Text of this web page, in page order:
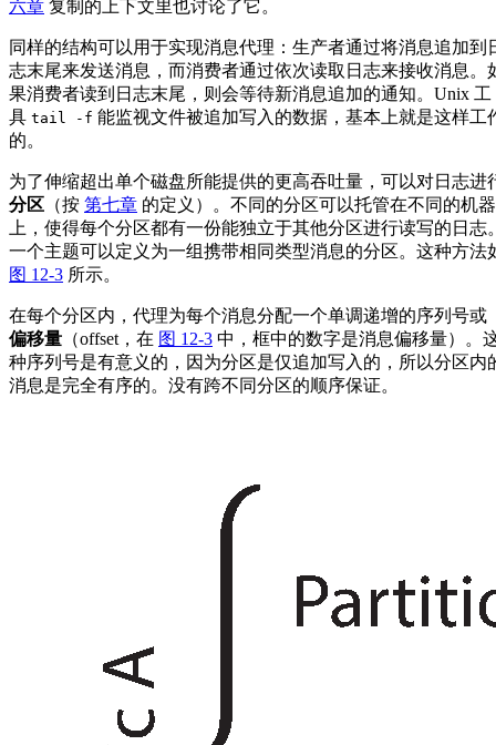
六章 复制的上下文里也讨论了它。
同样的结构可以用于实现消息代理：生产者通过将消息追加到
志末尾来发送消息，而消费者通过依次读取日志来接收消息。
果消费者读到日志末尾，则会等待新消息追加的通知。Unix 工
具 tail -f 能监视文件被追加写入的数据，基本上就是这样工
的。
为了伸缩超出单个磁盘所能提供的更高吞吐量，可以对日志进
分区 （按 第七章 的定义）。不同的分区可以托管在不同的机器
上，使得每个分区都有一份能独立于其他分区进行读写的日志
一个主题可以定义为一组携带相同类型消息的分区。这种方法
图 12-3 所示。
在每个分区内，代理为每个消息分配一个单调递增的序列号或
偏移量 （offset，在 图 12-3 中，框中的数字是消息偏移量）。
种序列号是有意义的，因为分区是仅追加写入的，所以分区内
消息是完全有序的。没有跨不同分区的顺序保证。